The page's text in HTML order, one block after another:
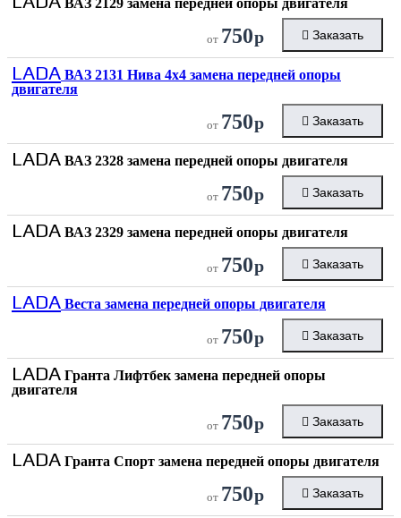
ВАЗ 2129 замена передней опоры двигателя
от 750р Заказать
LADA ВАЗ 2131 Нива 4x4 замена передней опоры
двигателя
от 750р Заказать
LADA ВАЗ 2328 замена передней опоры двигателя
от 750р Заказать
LADA ВАЗ 2329 замена передней опоры двигателя
от 750р Заказать
LADA Веста замена передней опоры двигателя
от 750р Заказать
LADA Гранта Лифтбек замена передней опоры
двигателя
от 750р Заказать
LADA Гранта Спорт замена передней опоры двигателя
от 750р Заказать